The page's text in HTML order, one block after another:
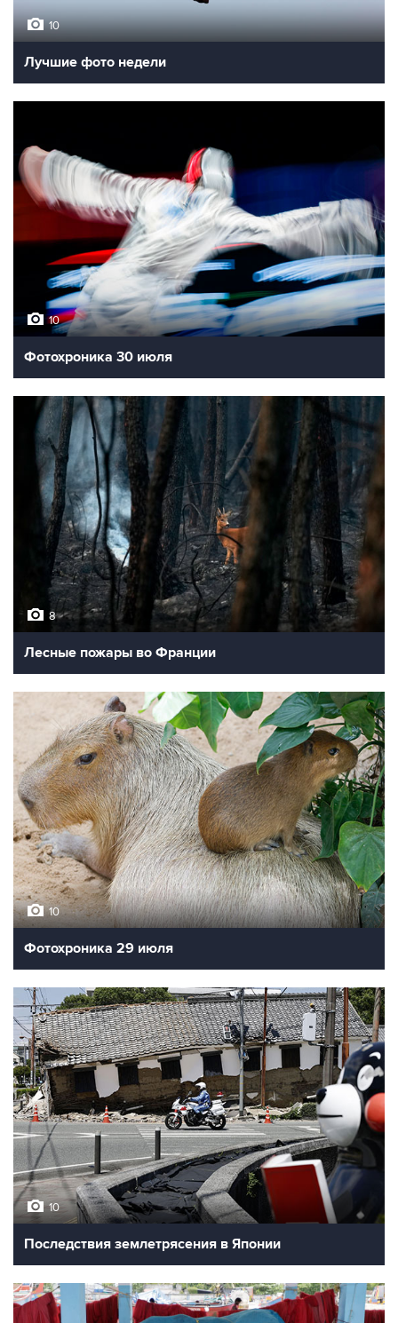
10
Лучшие фото недели
10
Фотохроника 30 июля
8
Лесные пожары во Франции
10
Фотохроника 29 июля
10
Последствия землетрясения в Японии